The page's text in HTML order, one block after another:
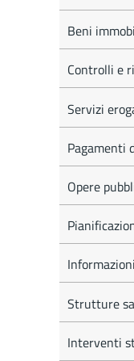
Beni
Controlli e
Servizi
Pagamenti
Opere
Strutture
Interventi